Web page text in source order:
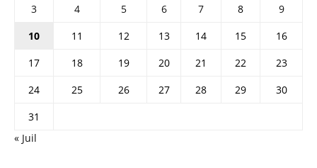
3
4 5 6 7 8
9
10
11 12 13 14 15
16
17
18 19 20 21 22
23
24
25 26 27 28 29
30
31
« Juil